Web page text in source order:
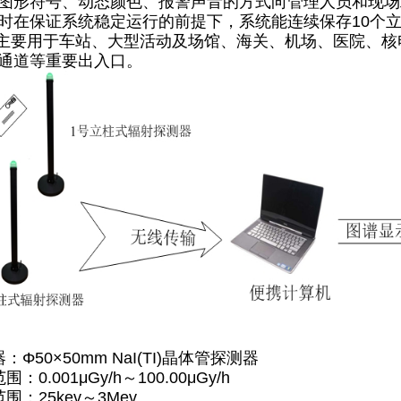
在保证系统稳定运行的前提下，系统能连续保存10个
用于车站、大型活动及场馆、海关、机场、医院、
道等重要出入口。
：Φ50×50mm NaI(TI)晶体管探测器
围：0.001μGy/h～100.00μGy/h